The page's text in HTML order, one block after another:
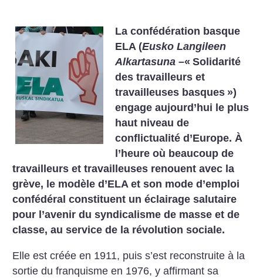
La confédération basque
ELA (Eusko Langileen
Alkartasuna –« Solidarité
des travailleurs et
travailleuses basques »)
engage aujourd’hui le plus
haut niveau de
conflictualité d’Europe. À
l’heure où beaucoup de
travailleurs et travailleuses renouent avec la
grève, le modèle d’ELA et son mode d’emploi
confédéral constituent un éclairage salutaire
pour l’avenir du syndicalisme de masse et de
classe, au service de la révolution sociale.
Elle est créée en 1911, puis s’est reconstruite à la
sortie du franquisme en 1976, y affirmant sa